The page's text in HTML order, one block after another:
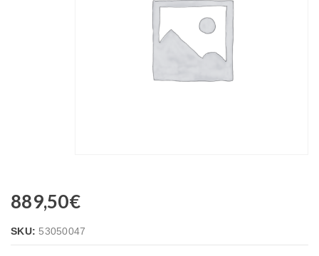
889,50€
SKU: 53050047